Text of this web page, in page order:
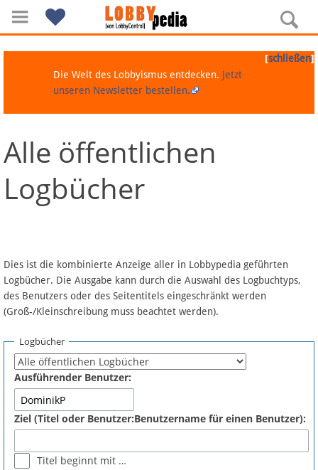
Navigation
Über Lobbypedia
Artikel nach Kategorien
FAQ
Fördermitglied werden
Fehler melden
[schließen]
Die Welt des Lobbyismus entdecken. Jetzt
unseren Newsletter bestellen.
Alle öffentlichen
Logbücher
Dies ist die kombinierte Anzeige aller in Lobbypedia geführten
Logbücher. Die Ausgabe kann durch die Auswahl des Logbuchtyps,
des Benutzers oder des Seitentitels eingeschränkt werden
(Groß-/Kleinschreibung muss beachtet werden).
Logbücher
Ausführender Benutzer:
Ziel (Titel oder Benutzer:Benutzername für einen Benutzer):
Titel beginnt mit …